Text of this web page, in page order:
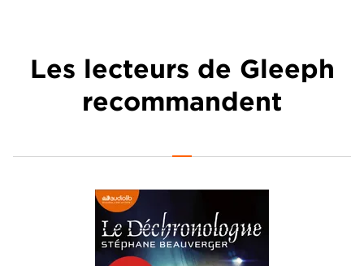
Les lecteurs de Gleeph
recommandent